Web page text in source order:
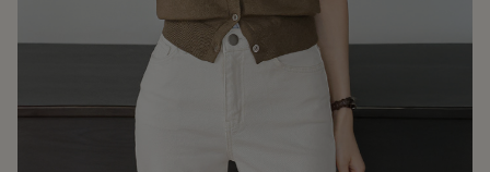
테킷미 레터링티셔츠+반바지SET
18%29,900
리뷰 카운트 영역